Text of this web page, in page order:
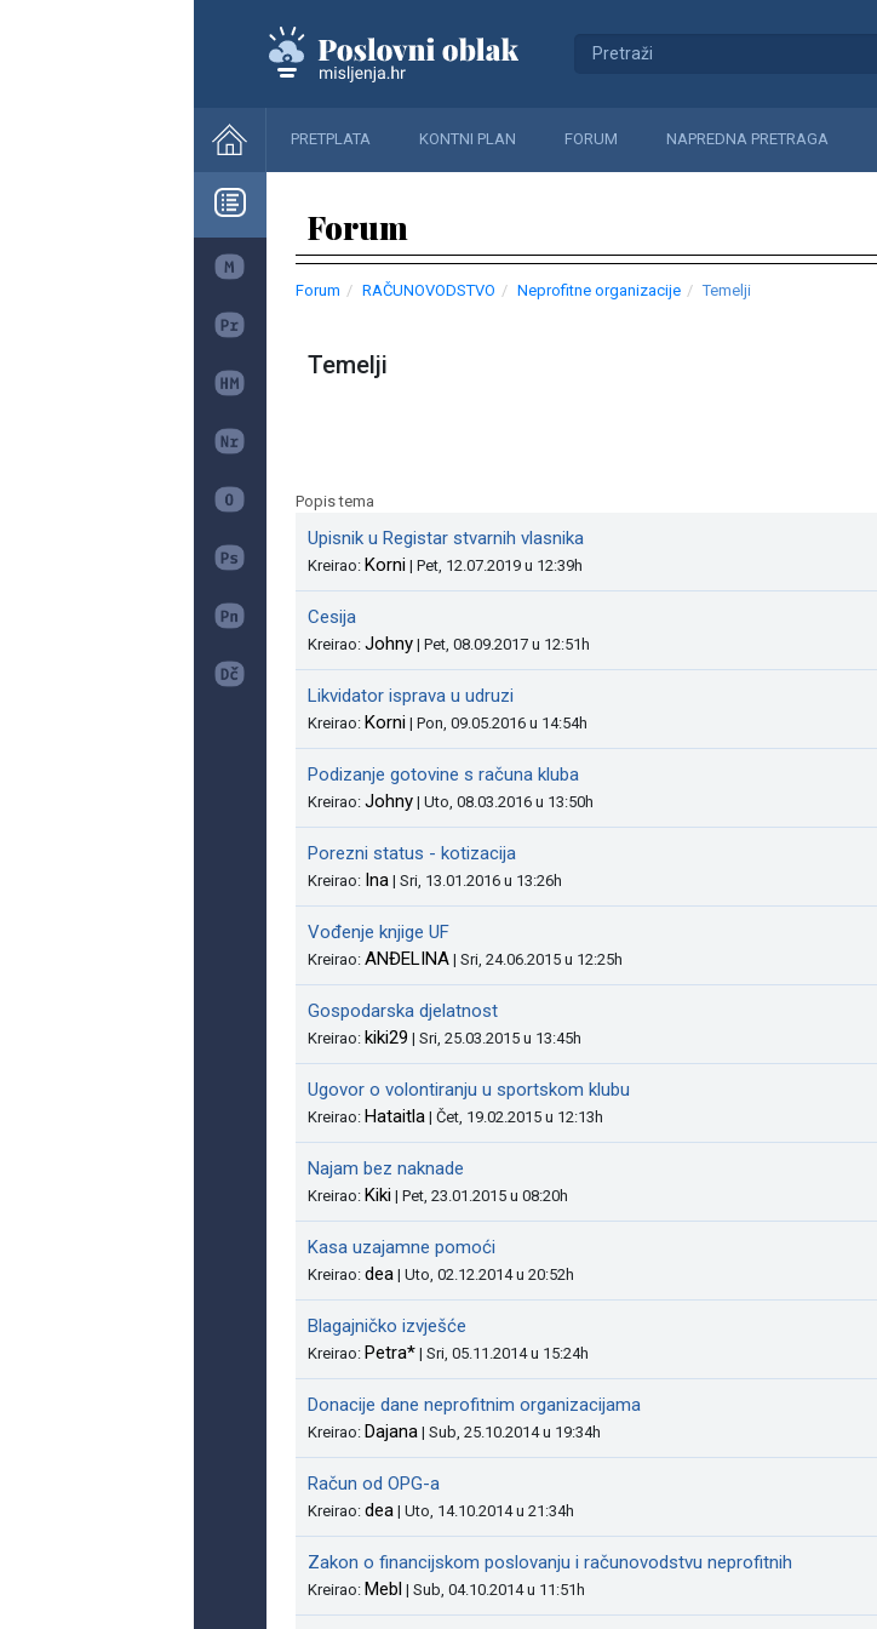
PRETPLATA KONTNI PLAN FORUM NAPREDNA PRETRAGA
Forum
Forum RAČUNOVODSTVO Neprofitne organizacije Temelji
Temelji
Popis tema
Upisnik u Registar stvarnih vlasnika
Kreirao: Korni | Pet, 12.07.2019 u 12:39h
Cesija
Kreirao: Johny | Pet, 08.09.2017 u 12:51h
Likvidator isprava u udruzi
Kreirao: Korni | Pon, 09.05.2016 u 14:54h
Podizanje gotovine s računa kluba
Kreirao: Johny | Uto, 08.03.2016 u 13:50h
Porezni status - kotizacija
Kreirao: Ina | Sri, 13.01.2016 u 13:26h
Vođenje knjige UF
Kreirao: ANĐELINA | Sri, 24.06.2015 u 12:25h
Gospodarska djelatnost
Kreirao: kiki29 | Sri, 25.03.2015 u 13:45h
Ugovor o volontiranju u sportskom klubu
Kreirao: Hataitla | Čet, 19.02.2015 u 12:13h
Najam bez naknade
Kreirao: Kiki | Pet, 23.01.2015 u 08:20h
Kasa uzajamne pomoći
Kreirao: dea | Uto, 02.12.2014 u 20:52h
Blagajničko izvješće
Kreirao: Petra* | Sri, 05.11.2014 u 15:24h
Donacije dane neprofitnim organizacijama
Kreirao: Dajana | Sub, 25.10.2014 u 19:34h
Račun od OPG-a
Kreirao: dea | Uto, 14.10.2014 u 21:34h
Zakon o financijskom poslovanju i računovodstvu neprofitnih
Kreirao: Mebl | Sub, 04.10.2014 u 11:51h